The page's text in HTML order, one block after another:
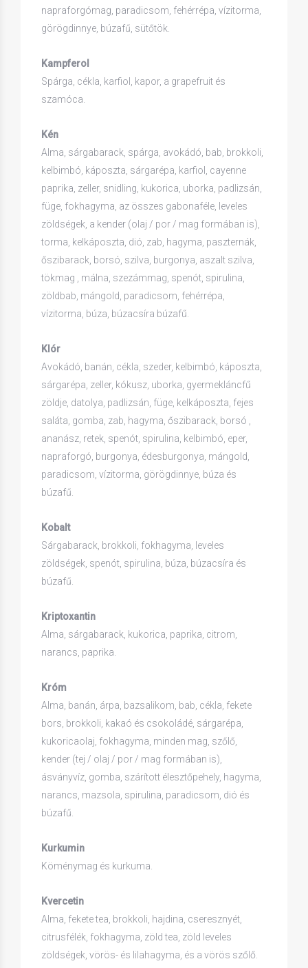
napraforgómag, paradicsom, fehérrépa, vízitorma,
görögdinnye, búzafű, sütőtök.
Kampferol
Spárga, cékla, karfiol, kapor, a grapefruit és
szamóca.
Kén
Alma, sárgabarack, spárga, avokádó, bab, brokkoli,
kelbimbó, káposzta, sárgarépa, karfiol, cayenne
paprika, zeller, snidling, kukorica, uborka, padlizsán,
füge, fokhagyma, az összes gabonaféle, leveles
zöldségek, a kender (olaj / por / mag formában is),
torma, kelkáposzta, dió, zab, hagyma, paszternák,
őszibarack, borsó, szilva, burgonya, aszalt szilva,
tökmag , málna, szezámmag, spenót, spirulina,
zöldbab, mángold, paradicsom, fehérrépa,
vízitorma, búza, búzacsíra búzafű.
Klór
Avokádó, banán, cékla, szeder, kelbimbó, káposzta,
sárgarépa, zeller, kókusz, uborka, gyermekláncfű
zöldje, datolya, padlizsán, füge, kelkáposzta, fejes
saláta, gomba, zab, hagyma, őszibarack, borsó ,
ananász, retek, spenót, spirulina, kelbimbó, eper,
napraforgó, burgonya, édesburgonya, mángold,
paradicsom, vízitorma, görögdinnye, búza és
búzafű.
Kobalt
Sárgabarack, brokkoli, fokhagyma, leveles
zöldségek, spenót, spirulina, búza, búzacsíra és
búzafű.
Kriptoxantin
Alma, sárgabarack, kukorica, paprika, citrom,
narancs, paprika.
Króm
Alma, banán, árpa, bazsalikom, bab, cékla, fekete
bors, brokkoli, kakaó és csokoládé, sárgarépa,
kukoricaolaj, fokhagyma, minden mag, szőlő,
kender (tej / olaj / por / mag formában is),
ásványvíz, gomba, szárított élesztőpehely, hagyma,
narancs, mazsola, spirulina, paradicsom, dió és
búzafű.
Kurkumin
Köménymag és kurkuma.
Kvercetin
Alma, fekete tea, brokkoli, hajdina, cseresznyét,
citrusfélék, fokhagyma, zöld tea, zöld leveles
zöldségek, vörös- és lilahagyma, és a vörös szőlő.